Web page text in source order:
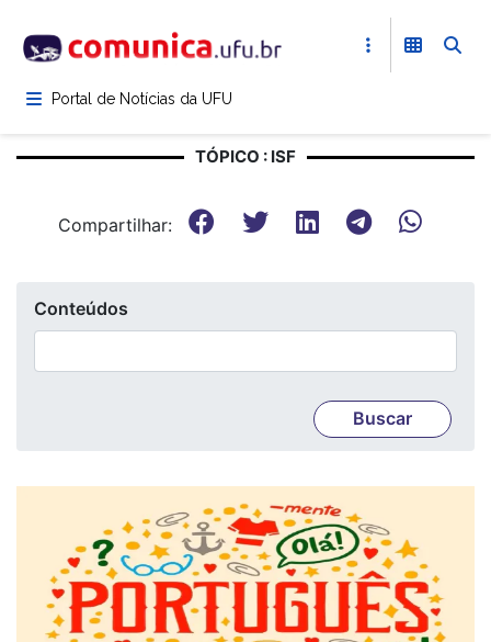
para
conteúdoPortal de Notícias da UFU
TÓPICO : ISF
Compartilhar:
Conteúdos